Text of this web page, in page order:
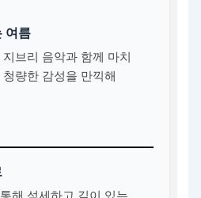
여름
브리 음악과 함께 마치
량한 감성을 만끽해